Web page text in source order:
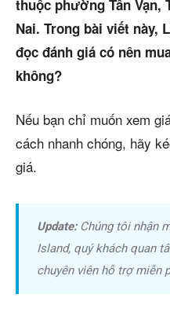
Mua bán
Cho thuê
Thị trường
Liên hệ
(1 Review)
thuộc phường Tân Vạn,
Nai. Trong bài viết này,
đọc đánh giá có nên
không?
Nếu bạn chỉ muốn xem
cách nhanh chóng, hãy
giá.
Update:Chúng tôi nhận
Island, quý khách quan
chuyên viên hỗ trợ miễn